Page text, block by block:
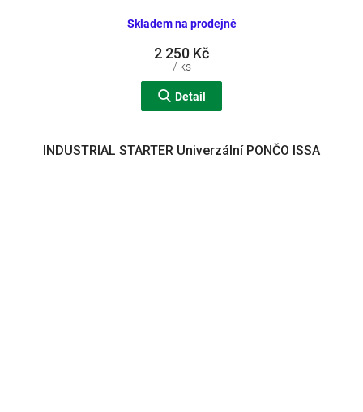
Skladem na prodejně
2 250 Kč
/ ks
Detail
INDUSTRIAL STARTER Univerzální PONČO ISSA